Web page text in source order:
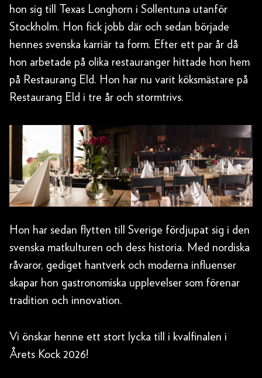
hon sig till Texas Longhorn i Sollentuna utanför
Stockholm. Hon fick jobb där och sedan började
hennes svenska karriär ta form. Efter ett par år då
hon arbetade på olika restauranger hittade hon hem
på Restaurang Eld. Hon har nu varit köksmästare på
Restaurang Eld i tre år och stormtrivs.
Hon har sedan flytten till Sverige fördjupat sig i den
svenska matkulturen och dess historia. Med nordiska
råvaror, gediget hantverk och moderna influenser
skapar hon gastronomiska upplevelser som förenar
tradition och innovation.
Vi önskar henne ett stort lycka till i kvalfinalen i
Årets Kock 2026!